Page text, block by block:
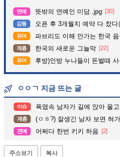
연예 뜻밖의 연예인 미담..jpg [30]
감동 오픈 후 3개월치 예약 다 찼다
유머 파브리도 이해 안가는 한국
계층 한국의 새로운 그늘막 [22]
유머 후방)인방 누나들이 돈벌때 사용하
ㅇㅇㄱ 지금 뜨는 글
이슈 폭염속 남자가 길에 앉아 울고있어
계층 (ㅇㅎ?) 잘생긴 남자 보면 혀
연예 어쩌다 한번 키키 하음 [2]
주소보기 복사